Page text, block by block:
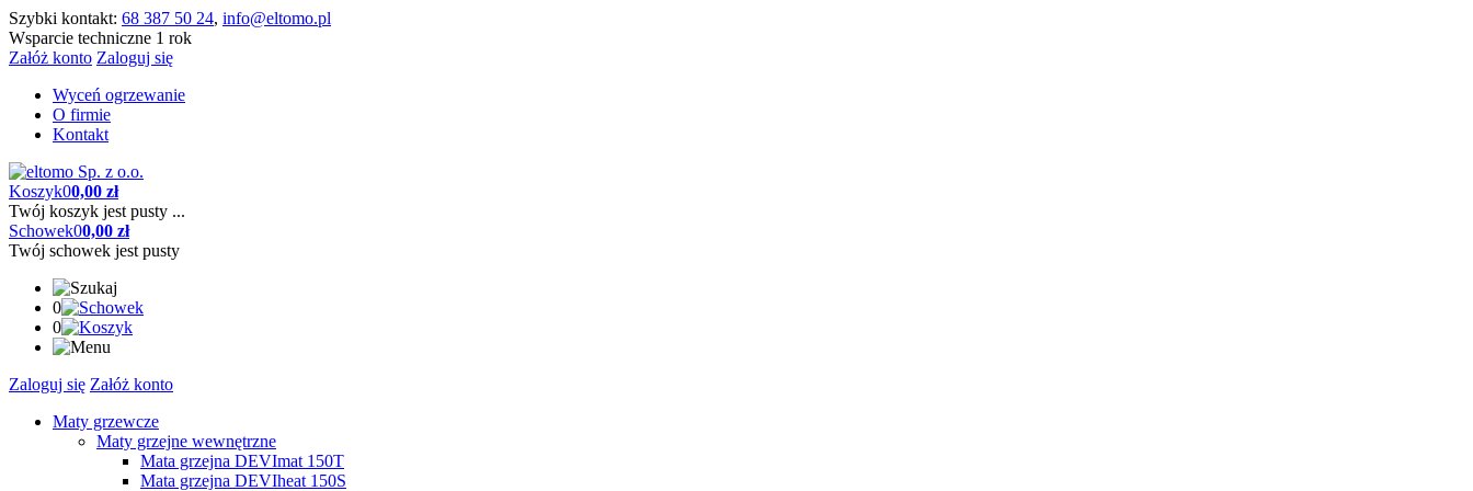
Szybki kontakt: 68 387 50 24, info@eltomo.pl
Wsparcie techniczne 1 rok
Załóż konto Zaloguj się
Wyceń ogrzewanie
O firmie
Kontakt
Koszyk00,00 zł
Twój koszyk jest pusty ...
Schowek00,00 zł
Twój schowek jest pusty
0
0
Zaloguj się Załóż konto
Maty grzewcze
Maty grzejne wewnętrzne
Mata grzejna DEVImat 150T
Mata grzejna DEVIheat 150S